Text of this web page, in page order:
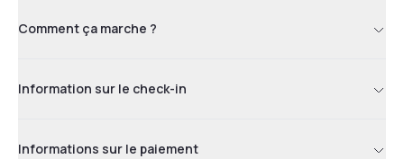
Comment ça marche ?
Information sur le check-in
Informations sur le paiement